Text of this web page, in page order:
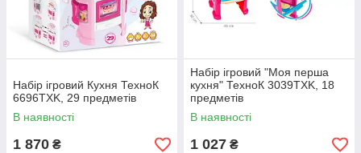
Набір ігровий Кухня ТехноК
6696TXK, 29 предметів
В наявності
1 870 ₴
Набір ігровий "Моя перша
кухня" ТехноК 3039TXK, 18
предметів
В наявності
1 027 ₴